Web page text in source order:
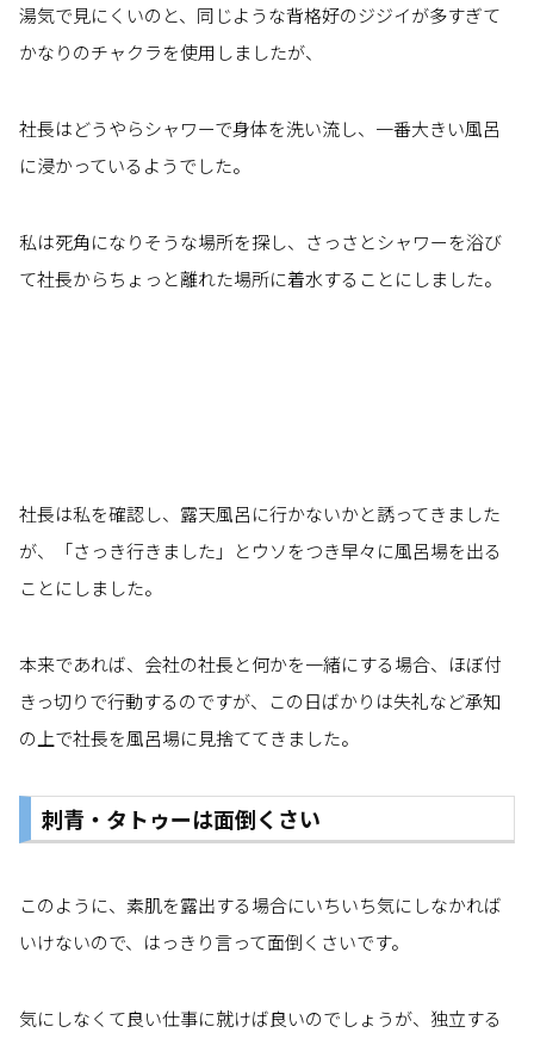
湯気で見にくいのと、同じような背格好のジジイが多すぎて
かなりのチャクラを使用しましたが、
社長はどうやらシャワーで身体を洗い流し、一番大きい風呂
に浸かっているようでした。
私は死角になりそうな場所を探し、さっさとシャワーを浴び
て社長からちょっと離れた場所に着水することにしました。
社長は私を確認し、露天風呂に行かないかと誘ってきました
が、「さっき行きました」とウソをつき早々に風呂場を出る
ことにしました。
本来であれば、会社の社長と何かを一緒にする場合、ほぼ付
きっ切りで行動するのですが、この日ばかりは失礼など承知
の上で社長を風呂場に見捨ててきました。
刺青・タトゥーは面倒くさい
このように、素肌を露出する場合にいちいち気にしなかれば
いけないので、はっきり言って面倒くさいです。
気にしなくて良い仕事に就けば良いのでしょうが、独立する